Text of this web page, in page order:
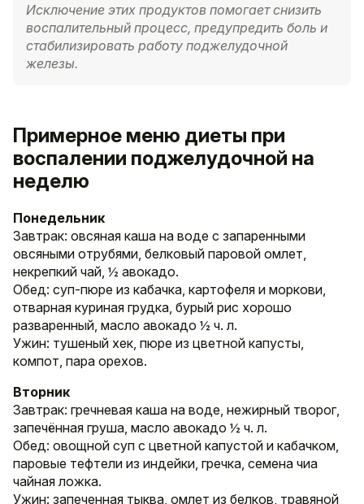
Исключение этих продуктов помогает снизить
воспалительный процесс, предупредить боль и
стабилизировать работу поджелудочной
железы.
Примерное меню диеты при
воспалении поджелудочной на
неделю
Понедельник
Завтрак: овсяная каша на воде с запаренными
овсяными отрубями, белковый паровой омлет,
некрепкий чай, ½ авокадо.
Обед: суп-пюре из кабачка, картофеля и моркови,
отварная куриная грудка, бурый рис хорошо
разваренный, масло авокадо ½ ч. л.
Ужин: тушеный хек, пюре из цветной капусты,
компот, пара орехов.
Вторник
Завтрак: гречневая каша на воде, нежирный творог,
запечённая груша, масло авокадо ½ ч. л.
Обед: овощной суп с цветной капустой и кабачком,
паровые тефтели из индейки, гречка, семена чиа
чайная ложка.
Ужин: запеченная тыква, омлет из белков, травяной